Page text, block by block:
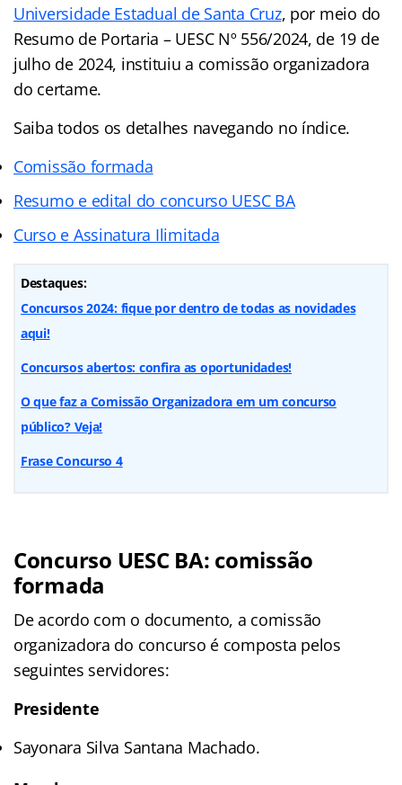
Universidade Estadual de Santa Cruz, por meio do
Resumo de Portaria – UESC Nº 556/2024, de 19 de
julho de 2024, instituiu a comissão organizadora
do certame.
Saiba todos os detalhes navegando no índice.
Comissão formada
Resumo e edital do concurso UESC BA
Curso e Assinatura Ilimitada
Destaques:
Concursos 2024: fique por dentro de todas as novidades
aqui!
Concursos abertos: confira as oportunidades!
O que faz a Comissão Organizadora em um concurso
público? Veja!
Frase Concurso 4
Concurso UESC BA: comissão
formada
De acordo com o documento, a comissão
organizadora do concurso é composta pelos
seguintes servidores:
Presidente
Sayonara Silva Santana Machado.